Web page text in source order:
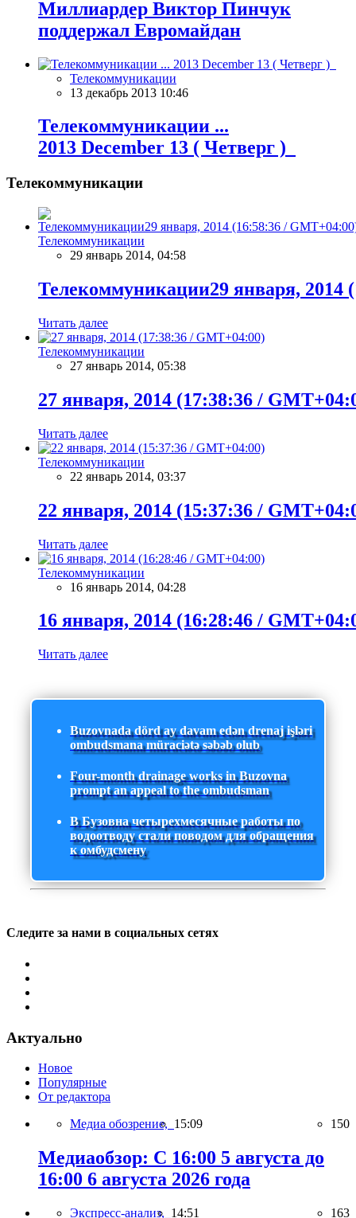
Миллиардер Виктор Пинчук
поддержал Евромайдан
Телекоммуникации
13 декабрь 2013 10:46
Телекоммуникации ...
2013 December 13 ( Четверг )
Телекоммуникации
Телекоммуникации
29 январь 2014, 04:58
Телекоммуникации29 января, 2014
Читать далее
Телекоммуникации
27 январь 2014, 05:38
27 января, 2014 (17:38:36 /
Читать далее
Телекоммуникации
22 январь 2014, 03:37
22 января, 2014 (15:37:36 /
Читать далее
Телекоммуникации
16 январь 2014, 04:28
16 января, 2014 (16:28:46 /
Читать далее
Buzovnada dörd ay davam edən drenaj işləri
ombudsmana müraciətə səbəb olub
Four-month drainage works in Buzovna
prompt an appeal to the ombudsman
В Бузовна четырехмесячные работы по
водоотводу стали поводом для обращения
к омбудсмену
Следите за нами в социальных сетях
Актуально
Новое
Популярные
От редактора
Медиа обозрение, 15:09 150
Медиаобзор: С 16:00 5 августа до
16:00 6 августа 2026 года
Экспресс-анализ, 14:51 163